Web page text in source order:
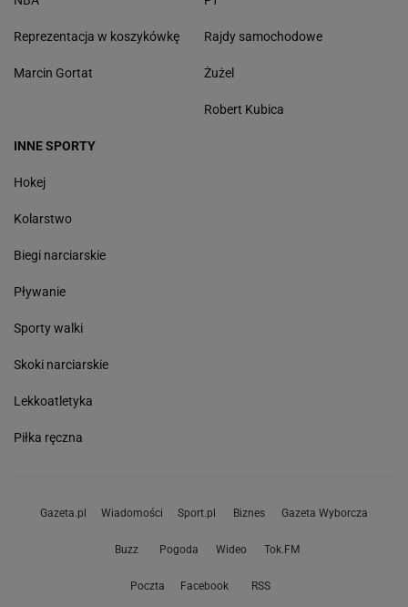
Reprezentacja w koszykówkę
Marcin Gortat
Rajdy samochodowe
Żużel
Robert Kubica
INNE SPORTY
Hokej
Kolarstwo
Biegi narciarskie
Pływanie
Sporty walki
Skoki narciarskie
Lekkoatletyka
Piłka ręczna
Gazeta.pl Wiadomości Sport.pl Biznes Gazeta Wyborcza
Buzz Pogoda Wideo Tok.FM
Poczta Facebook RSS